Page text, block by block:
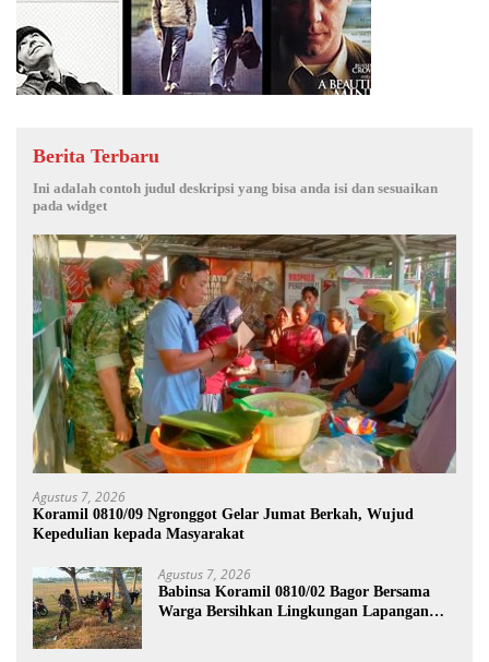
Berita Terbaru
Ini adalah contoh judul deskripsi yang bisa anda isi dan sesuaikan
pada widget
Agustus 7, 2026
Koramil 0810/09 Ngronggot Gelar Jumat Berkah, Wujud
Kepedulian kepada Masyarakat
Agustus 7, 2026
Babinsa Koramil 0810/02 Bagor Bersama
Warga Bersihkan Lingkungan Lapangan